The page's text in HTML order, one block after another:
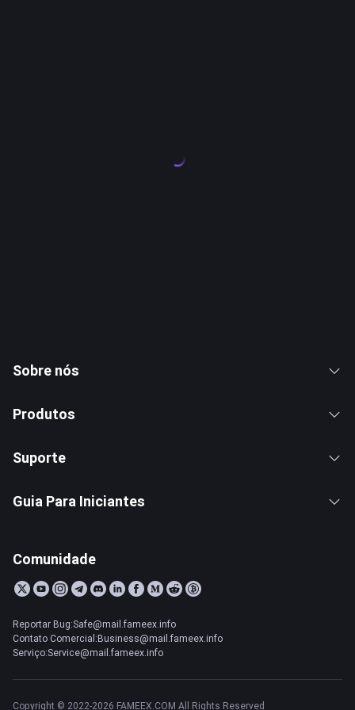
Sobre nós
Produtos
Suporte
Guia Para Iniciantes
Comunidade
Reportar Bug:Safe@mail.fameex.info
Contato Comercial:Business@mail.fameex.info
Serviço:Service@mail.fameex.info
Copyright © 2022-2026 FAMEEX.COM All Rights Reserved